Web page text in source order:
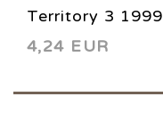
Territory 3 1999
4,24 EUR